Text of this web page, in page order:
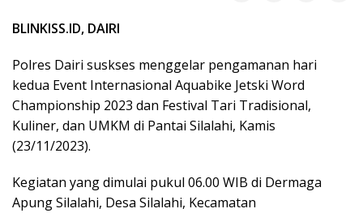
BLINKISS.ID, DAIRI
Polres Dairi suskses menggelar pengamanan hari
kedua Event Internasional Aquabike Jetski Word
Championship 2023 dan Festival Tari Tradisional,
Kuliner, dan UMKM di Pantai Silalahi, Kamis
(23/11/2023).
Kegiatan yang dimulai pukul 06.00 WIB di Dermaga
Apung Silalahi, Desa Silalahi, Kecamatan